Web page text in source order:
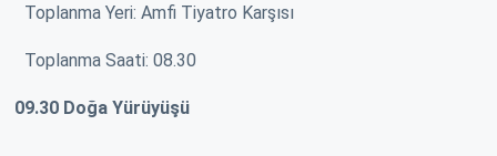
Toplanma Yeri: Amfi Tiyatro Karşısı
Toplanma Saati: 08.30
09.30 Doğa Yürüyüşü